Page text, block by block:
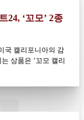
24, ‘꼬모’ 2종
국 캘리포니아의 감
상품은 ‘꼬모 캘리